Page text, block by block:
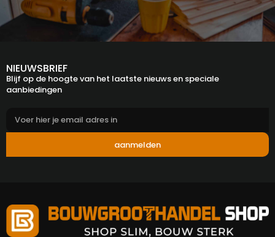
NIEUWSBRIEF
Blijf op de hoogte van het laatste nieuws en speciale
aanbiedingen
aanmelden